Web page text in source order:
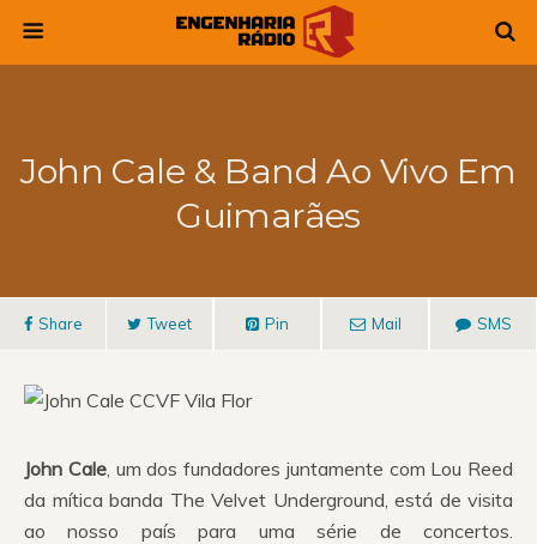
John Cale & Band Ao Vivo Em
Guimarães
Share Tweet Pin Mail SMS
John Cale, um dos fundadores juntamente com Lou Reed
da mítica banda The Velvet Underground, está de visita
ao nosso país para uma série de concertos.